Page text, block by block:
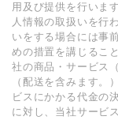
⽤及び提供を⾏いま
⼈情報の取扱いを⾏
いをする場合には事
めの措置を講じるこ
社の商品・サービス
（配送を含みます
ビスにかかる代⾦の
に対し、当社サービ